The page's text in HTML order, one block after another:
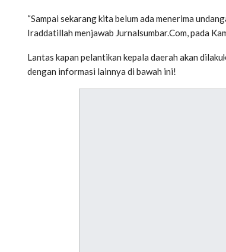
“Sampai sekarang kita belum ada menerima
Iraddatillah menjawab Jurnalsumbar.Com, pada
Lantas kapan pelantikan kepala daerah akan
dengan informasi lainnya di bawah ini!